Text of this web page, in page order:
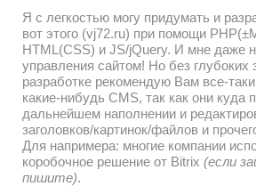
Я с легкостью могу придумать и
вот этого (vj72.ru) при помощи
HTML(CSS) и JS/jQuery. И мне даже
управления сайтом! Но без глубоких
разработке рекомендую Вам все-
какие-нибудь CMS, так как они куда
дальнейшем наполнении и
заголовков/картинок/файлов и
Для напримера: многие компании
коробочное решение от Bitrix (если
пишите).